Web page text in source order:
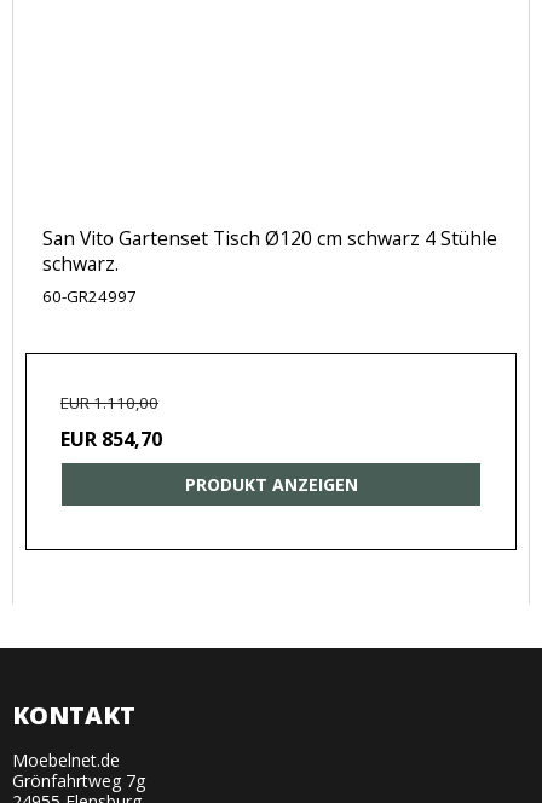
San Vito Gartenset Tisch Ø120 cm schwarz 4 Stühle
schwarz.
60-GR24997
EUR 1.110,00
EUR 854,70
PRODUKT ANZEIGEN
KONTAKT
Moebelnet.de
Grönfahrtweg 7g